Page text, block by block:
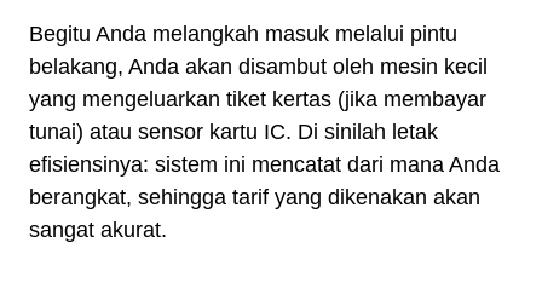
Begitu Anda melangkah masuk melalui pintu
belakang, Anda akan disambut oleh mesin kecil
yang mengeluarkan tiket kertas (jika membayar
tunai) atau sensor kartu IC. Di sinilah letak
efisiensinya: sistem ini mencatat dari mana Anda
berangkat, sehingga tarif yang dikenakan akan
sangat akurat.